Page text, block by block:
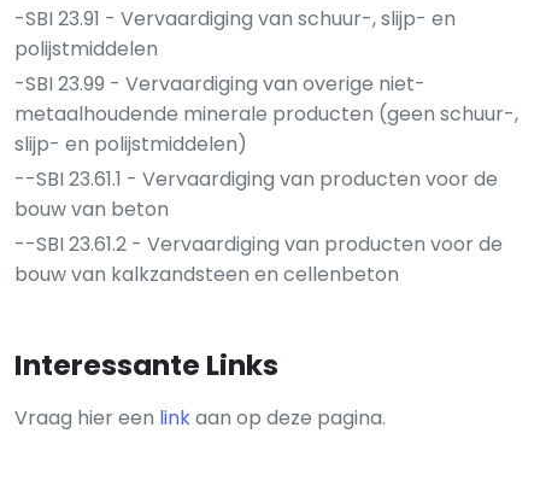
-SBI 23.91 - Vervaardiging van schuur-, slijp- en
polijstmiddelen
-SBI 23.99 - Vervaardiging van overige niet-
metaalhoudende minerale producten (geen schuur-,
slijp- en polijstmiddelen)
--SBI 23.61.1 - Vervaardiging van producten voor de
bouw van beton
--SBI 23.61.2 - Vervaardiging van producten voor de
bouw van kalkzandsteen en cellenbeton
Interessante Links
Vraag hier een linkaan op deze pagina.